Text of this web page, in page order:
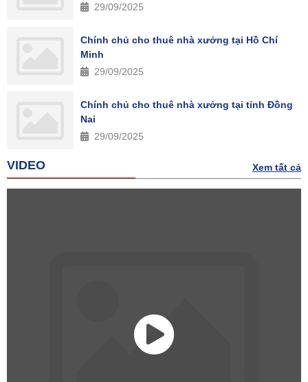
29/09/2025
Chính chủ cho thuê nhà xưởng tại Hồ Chí
Minh
29/09/2025
Chính chủ cho thuê nhà xưởng tại tỉnh Đồng
Nai
29/09/2025
VIDEO Xem tất cả